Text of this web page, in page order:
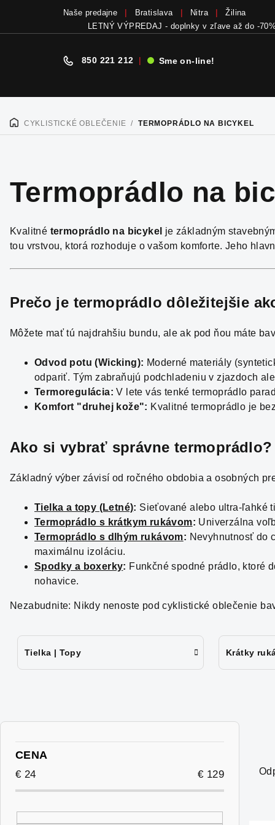
na
obsah
Naše predajne Bratislava Nitra Žilina
Bicykle a elektrobicykle SCOTT teraz skladom
850 221 212 | Sme on-line!
DOMOVCYKLISTICKÉ OBLEČENIE / TERMOPRÁDLO NA BICYKEL
Termoprádlo na
Kvalitné termoprádlo na bicykel je základným
tou vrstvou, ktorá rozhoduje o vašom komforte. Jeho
Prečo je termoprádlo dôležitejšie
Môžete mať tú najdrahšiu bundu, ale ak pod ňou máte
Odvod potu (Wicking): Moderné materiály
odpariť. Tým zabraňujú podchladeniu v zjazdoch
Termoregulácia: V lete vás tenké termoprádlo
Komfort "druhej kože": Kvalitné termoprádlo je
Ako si vybrať správne termoprádlo?
Základný výber závisí od ročného obdobia a osobných
Tielka a topy (Letné): Sieťované alebo ultra-ľahké
Termoprádlo s krátkym rukávom: Univerzálna
Termoprádlo s dlhým rukávom: Nevyhnutnosť do
maximálnu izoláciu.
Spodky a boxerky: Funkčné spodné prádlo, ktoré
nohavice.
Nezabudnite: Nikdy nenoste pod cyklistické oblečenie
Tielka | Topy Krátky
CENA
€ 24 € 129
a